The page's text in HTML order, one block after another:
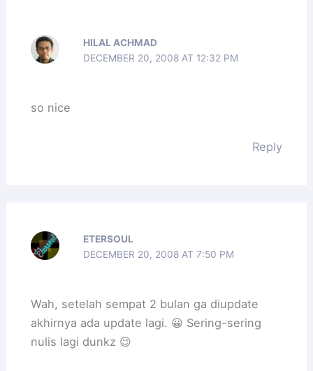
HILAL ACHMAD
DECEMBER 20, 2008 AT 12:32 PM
so nice
Reply
ETERSOUL
DECEMBER 20, 2008 AT 7:50 PM
Wah, setelah sempat 2 bulan ga diupdate
akhirnya ada update lagi. 😀 Sering-sering
nulis lagi dunkz 😉